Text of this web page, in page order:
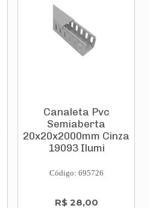
Canaleta Pvc
Semiaberta
20x20x2000mm Cinza
19093 Ilumi
Código: 695726
R$ 28,00